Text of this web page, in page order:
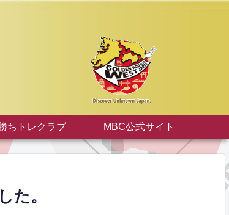
ちトレクラブ MBC公式サイト
た。